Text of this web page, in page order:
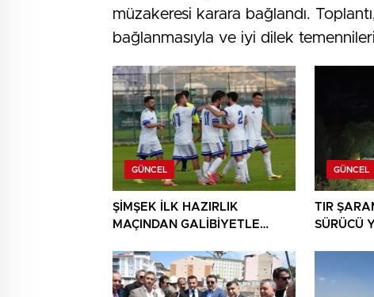
müzakeresi karara bağlandı.
bağlanmasıyla ve iyi dilek
GÜNCEL
ŞİMŞEK İLK HAZIRLIK
MAÇINDAN GALİBİYETLE
GÜNCEL
TIR
SÜRÜCÜ